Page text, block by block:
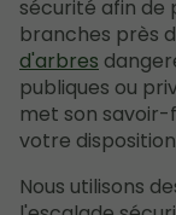
sécurité afin de
branches près
d'arbres
publiques ou
met son savoir-
votre
Nous utilisons